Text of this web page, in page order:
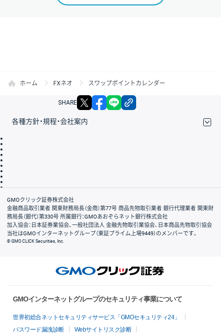
ホーム FXネオ スワップポイントカレンダー
SHARE X facebook
各種方針・規程・会社案内
会社案内
GMOクリック証券株式会社
金融商品取引業者 関東財務局長（金商）第77号 商品先物取引業者 銀行代理業者 関東財
務局長（銀代）第330号 所属銀行：GMOあおぞらネット銀行株式会社
加入協会：日本証券業協会、一般社団法人 金融先物取引業協会、日本商品先物取引協会
当社はGMOインターネットグループ（東証プライム上場9449）のメンバーです。
© GMO CLICK Securities, Inc.
GMOインターネットグループのセキュリティ事業について
世界初総合ネットセキュリティサービス「GMOセキュリティ24」
パスワード漏洩診断
Webサイトリスク診断